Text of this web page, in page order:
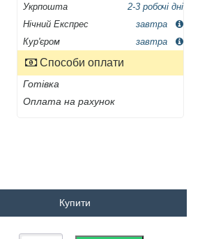
Укрпошта
2-3 робочі дні
Нічний Експрес
завтра
Кур'єром
завтра
Способи оплати
Готівка
Оплата на рахунок
Купити